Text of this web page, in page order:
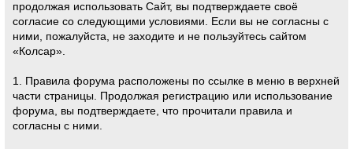
продолжая использовать Сайт, вы подтверждаете своё
согласие со следующими условиями. Если вы не согласны с
ними, пожалуйста, не заходите и не пользуйтесь сайтом
«Колсар».
1. Правила форума расположены по ссылке в меню в верхней
части страницы. Продолжая регистрацию или использование
форума, вы подтверждаете, что прочитали правила и
согласны с ними.